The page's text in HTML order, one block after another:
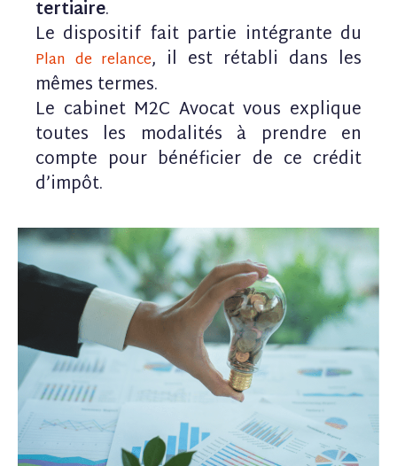
tertiaire.
Le dispositif fait partie intégrante du
Plan de relance, il est rétabli dans les
mêmes termes.
Le cabinet M2C Avocat vous explique
toutes les modalités à prendre en
compte pour bénéficier de ce crédit
d’impôt.